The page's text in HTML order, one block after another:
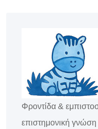
Φροντίδα &
επιστημονική